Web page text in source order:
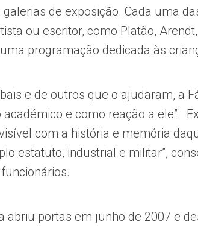
de exposição. Cada uma
ou escritor, como Platão,
programação dedicada às
e de outros que o ajudaram, a
académico e como reação a ele”.
com a história e memória
estatuto, industrial e militar”,
abriu portas em junho de 2007 e